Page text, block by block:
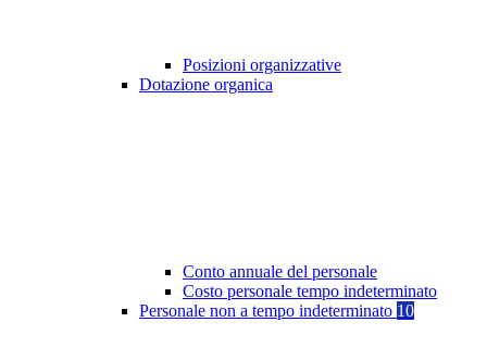
Posizioni organizzative
Dotazione organica
Conto annuale del personale
Costo personale tempo indeterminato
Personale non a tempo indeterminato 10